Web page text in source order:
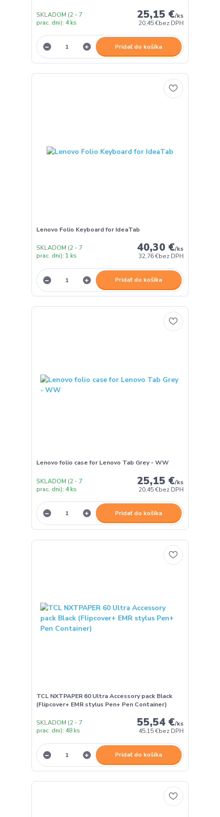
25,15 €/ks
20,45 €bez DPH
SKLADOM (2 - 7
prac. dni): 4 ks
Pridať do košíka
Lenovo Folio Keyboard for IdeaTab
40,30 €/ks
32,76 €bez DPH
SKLADOM (2 - 7
prac. dni): 1 ks
Pridať do košíka
Lenovo folio case for Lenovo Tab Grey - WW
25,15 €/ks
20,45 €bez DPH
SKLADOM (2 - 7
prac. dni): 4 ks
Pridať do košíka
TCL NXTPAPER 60 Ultra Accessory pack Black
(Flipcover+ EMR stylus Pen+ Pen Container)
55,54 €/ks
45,15 €bez DPH
SKLADOM (2 - 7
prac. dni): 48 ks
Pridať do košíka